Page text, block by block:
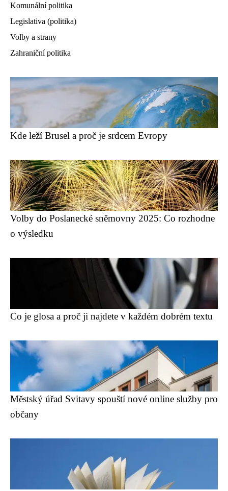
Komunální politika
Legislativa (politika)
Volby a strany
Zahraniční politika
Kde leží Brusel a proč je srdcem Evropy
Volby do Poslanecké sněmovny 2025: Co rozhodne
o výsledku
Co je glosa a proč ji najdete v každém dobrém textu
Městský úřad Svitavy spouští nové online služby pro
občany